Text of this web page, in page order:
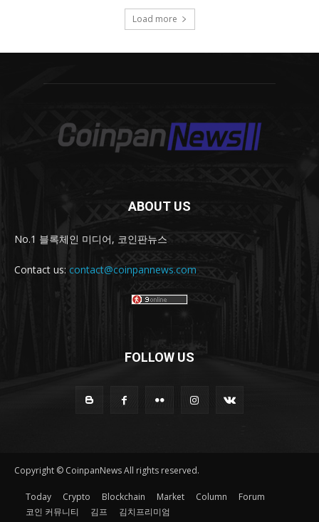
ABOUT US
No.1 블록체인 미디어, 코인판뉴스
Contact us: contact@coinpannews.com
FOLLOW US
Copyright © CoinpanNews All rights reserved.
Today Crypto Blockchain Market Column
Forum
코인 커뮤니티
김프 김치프리미엄